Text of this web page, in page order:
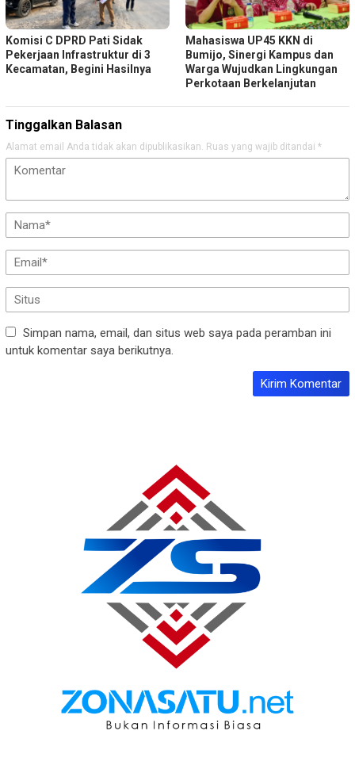
Komisi C DPRD Pati Sidak
Pekerjaan Infrastruktur di 3
Kecamatan, Begini Hasilnya
Mahasiswa UP45 KKN di
Bumijo, Sinergi Kampus dan
Warga Wujudkan Lingkungan
Perkotaan Berkelanjutan
Tinggalkan Balasan
Alamat email Anda tidak akan dipublikasikan. Ruas yang wajib ditandai *
Simpan nama, email, dan situs web saya pada peramban ini
untuk komentar saya berikutnya.